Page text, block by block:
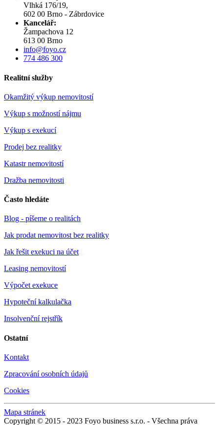
Vlhká 176/19,
602 00 Brno - Zábrdovice
Kancelář:
Žampachova 12
613 00 Brno
info@foyo.cz
774 486 300
Realitní služby
Okamžitý výkup nemovitostí
Výkup s možností nájmu
Výkup s exekucí
Prodej bez realitky
Katastr nemovitostí
Dražba nemovitosti
Často hledáte
Blog - píšeme o realitách
Jak prodat nemovitost bez realitky
Jak řešit exekuci na účet
Leasing nemovitostí
Výpočet exekuce
Hypoteční kalkulačka
Insolvenční rejstřík
Ostatní
Kontakt
Zpracování osobních údajů
Cookies
Mapa stránek
Copyright © 2015 - 2023 Foyo business s.r.o. - Všechna práva